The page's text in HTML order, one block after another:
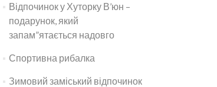
Відпочинок у Хуторку В’юн –
подарунок, який
запам”ятається надовго
Спортивна рибалка
Зимовий заміський відпочинок